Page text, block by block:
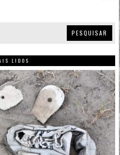
PESQUISAR
LIDOS